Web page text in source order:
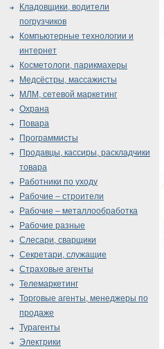
Кладовщики, водители
погрузчиков
Компьютерные технологии и
интернет
Косметологи, парикмахеры
Медсёстры, массажисты
МЛМ, сетевой маркетинг
Охрана
Повара
Программисты
Продавцы, кассиры, раскладчики
товара
Работники по уходу
Рабочие – строители
Рабочие – металлообработка
Рабочие разные
Слесари, сварщики
Секретари, служащие
Страховые агенты
Телемаркетинг
Торговые агенты, менеджеры по
продаже
Турагенты
Электрики